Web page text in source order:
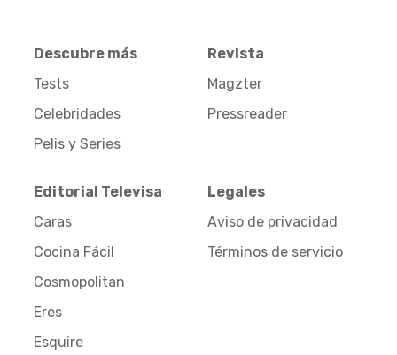
Descubre más
Tests
Celebridades
Pelis y Series
Revista
Magzter
Pressreader
Editorial Televisa
Caras
Cocina Fácil
Cosmopolitan
Eres
Esquire
Legales
Aviso de privacidad
Términos de servicio